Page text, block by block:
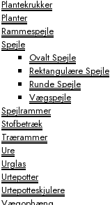
Plantekrukker
Planter
Rammespejle
Spejle
Ovalt Spejle
Rektangulære Spejle
Runde Spejle
Vægspejle
Spejlrammer
Stofbetræk
Trærammer
Ure
Urglas
Urtepotter
Urtepotteskjulere